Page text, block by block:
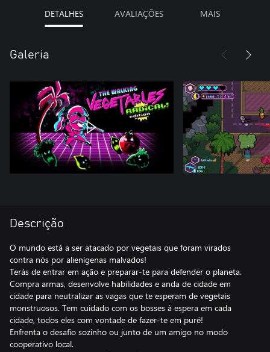
DETALHES AVALIAÇÕES MAIS
Galeria
Descrição
O mundo está a ser atacado por vegetais que foram virados
contra nós por alienígenas malvados!
Terás de entrar em ação e preparar-te para defender o planeta.
Compra armas, desenvolve habilidades e anda de cidade em
cidade para neutralizar as vagas que te esperam de vegetais
monstruosos. Tem cuidado com os bosses à espera em cada
cidade, todos eles com vontade de fazer-te em puré!
Enfrenta o desafio sozinho ou junto de um amigo no modo
cooperativo local.